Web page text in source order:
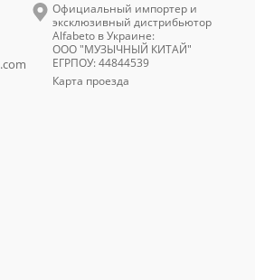
Официальный импортер и
эксклюзивный дистрибьютор
Alfabeto в Украине:
ООО "МУЗЫЧНЫЙ КИТАЙ"
ЕГРПОУ: 44844539
Карта проезда